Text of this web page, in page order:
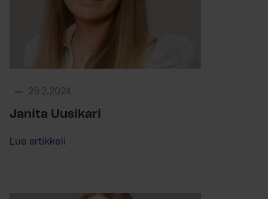
29.2.2024
Janita Uusikari
Lue artikkeli